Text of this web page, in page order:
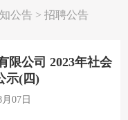
公告 >招聘公告
限公司 2023年社会
示(四)
07日